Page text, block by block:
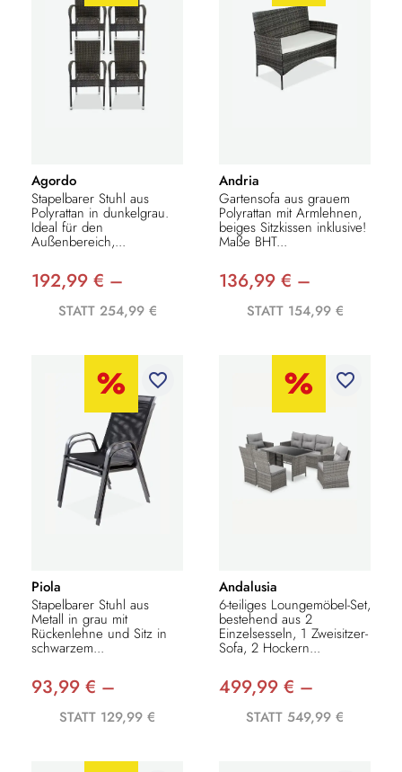
Agordo
Stapelbarer Stuhl aus
Polyrattan in dunkelgrau.
Ideal für den
Außenbereich,...
192,99 € –
STATT 254,99 €
Andria
Gartensofa aus grauem
Polyrattan mit Armlehnen,
beiges Sitzkissen inklusive!
Maße BHT...
136,99 € –
STATT 154,99 €
favorite_border
Piola
Stapelbarer Stuhl aus
Metall in grau mit
Rückenlehne und Sitz in
schwarzem...
93,99 € –
STATT 129,99 €
favorite_border
Andalusia
6-teiliges Loungemöbel-Set,
bestehend aus 2
Einzelsesseln, 1 Zweisitzer-
Sofa, 2 Hockern...
499,99 € –
STATT 549,99 €